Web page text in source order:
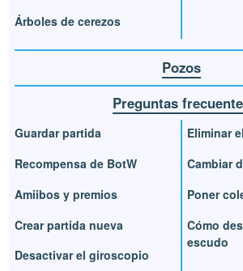
Árboles de cerezos
Pozos
Preguntas
Guardar partida
Recompensa de BotW
Amiibos y premios
Crear partida nueva
Desactivar el giroscopio
Eliminar
Cambiar
Poner
Cómo
escudo